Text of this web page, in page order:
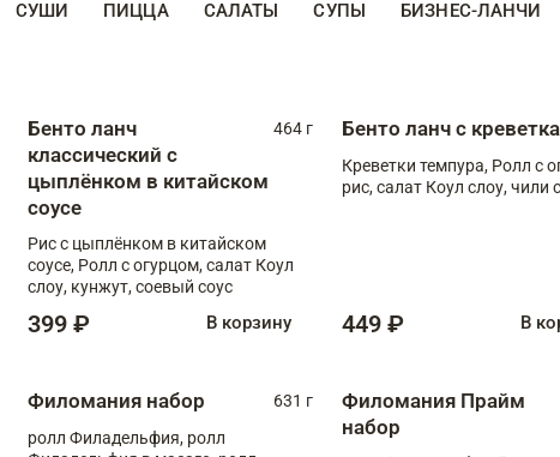
СУШИ ПИЦЦА САЛАТЫ СУПЫ БИЗНЕС-ЛАНЧИ
Бенто ланч
классический с
цыплёнком в китайском
соусе
464 г
Рис с цыплёнком в китайском
соусе, Ролл с огурцом, салат Коул
слоу, кунжут, соевый соус
399 ₽ В корзину
Бенто ланч с
Креветки темпура, Ролл с
рис, салат Коул слоу, чили
449 ₽ В
Филомания набор
631 г
ролл Филадельфия, ролл
Филомания Прайм
набор